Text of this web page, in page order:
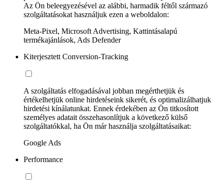
Az Ön beleegyezésével az alábbi, harmadik féltől származó
szolgáltatásokat használjuk ezen a weboldalon:
Meta-Pixel, Microsoft Advertising, Kattintásalapú
termékajánlások, Ads Defender
Kiterjesztett Conversion-Tracking
A szolgáltatás elfogadásával jobban megérthetjük és
értékelhetjük online hirdetéseink sikerét, és optimalizálhatjuk
hirdetési kínálatunkat. Ennek érdekében az Ön titkosított
személyes adatait összehasonlítjuk a következő külső
szolgáltatókkal, ha Ön már használja szolgáltatásaikat:
Google Ads
Performance